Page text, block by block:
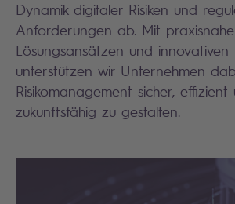
Dynamik digitaler Risiken und
Anforderungen ab. Mit
Lösungsansätzen und innovativen
unterstützen wir Unternehmen
Risikomanagement sicher, effizient
zukunftsfähig zu gestalten.